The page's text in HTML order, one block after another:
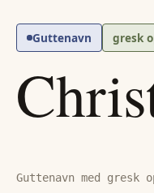
Guttenavn gresk
Guttenavn med gresk